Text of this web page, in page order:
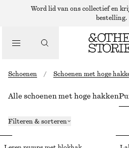
Word lid van ons collectief en
bestelling.
Schoenen / Schoenen met hoge
Alle schoenen met hoge hakken
Filteren & sorteren